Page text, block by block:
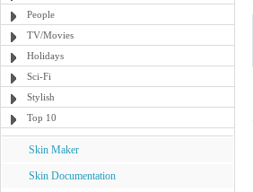
People
TV/Movies
Holidays
Sci-Fi
Stylish
Top 10
Skin Maker
Skin Documentation